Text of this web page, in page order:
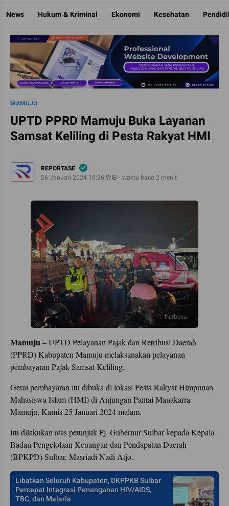
Reportase
Mengulas Fakta Di Balik Cerita
News Hukum & Kriminal Ekonomi Kesehatan
MAMUJU
UPTD PPRD Mamuju Buka Layanan
Samsat Keliling di Pesta Rakyat HMI
REPORTASE
26 Januari 2024 15:36 WIB
waktu baca 2 menit
Perbesar
Mamuju– UPTD Pelayanan Pajak dan Retribusi Daerah
(PPRD) Kabupaten Mamuju melaksanakan pelayanan
pembayaran Pajak Samsat Keliling.
Gerai pembayaran itu dibuka di lokasi Pesta Rakyat Himpunan
Mahasiswa Islam (HMI) di Anjungan Pantai Manakarra
Mamuju, Kamis 25 Januari 2024 malam.
Itu dilakukan atas petunjuk Pj. Gubernur Sulbar kepada Kepala
Badan Pengelolaan Keuangan dan Pendapatan Daerah
(BPKPD) Sulbar, Masriadi Nadi Atjo.
Libatkan Seluruh Kabupaten, DKPPKB Sulbar
Percepat Integrasi Penanganan HIV/AIDS,
TBC, dan Malaria